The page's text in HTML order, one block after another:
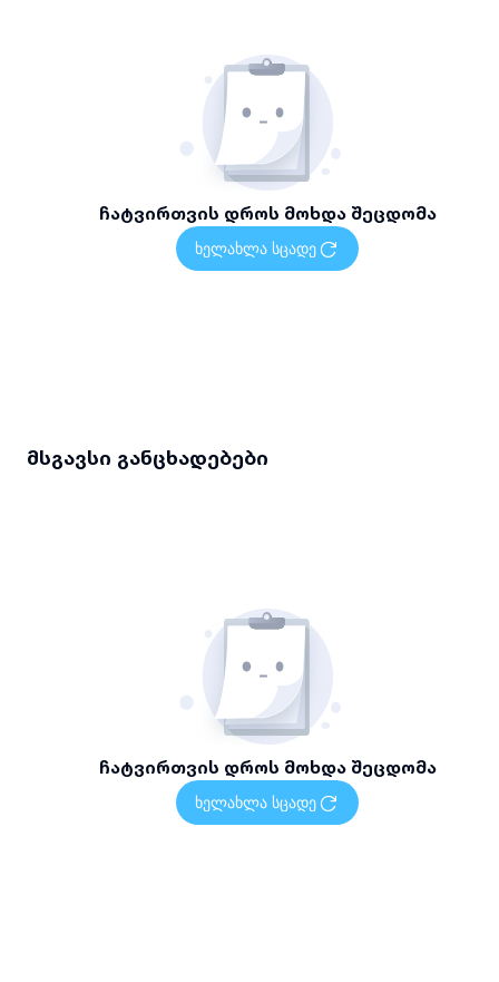
ჩატვირთვის დროს მოხდა შეცდომა
ხელახლა სცადე
მსგავსი განცხადებები
ჩატვირთვის დროს მოხდა შეცდომა
ხელახლა სცადე